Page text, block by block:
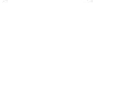
Sportstyle Training